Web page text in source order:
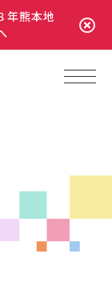
年熊本地